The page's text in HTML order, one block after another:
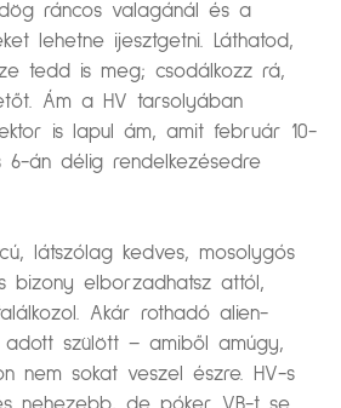
ráncos valagánál és a
lehetne ijesztgetni. Láthatod,
tedd is meg; csodálkozz rá,
Ám a HV tarsolyában
is lapul ám, amit február 10-
án délig rendelkezésedre
látszólag kedves, mosolygós
bizony elborzadhatsz attól,
Akár rothadó alien-
szülött – amiből amúgy,
nem sokat veszel észre. HV-s